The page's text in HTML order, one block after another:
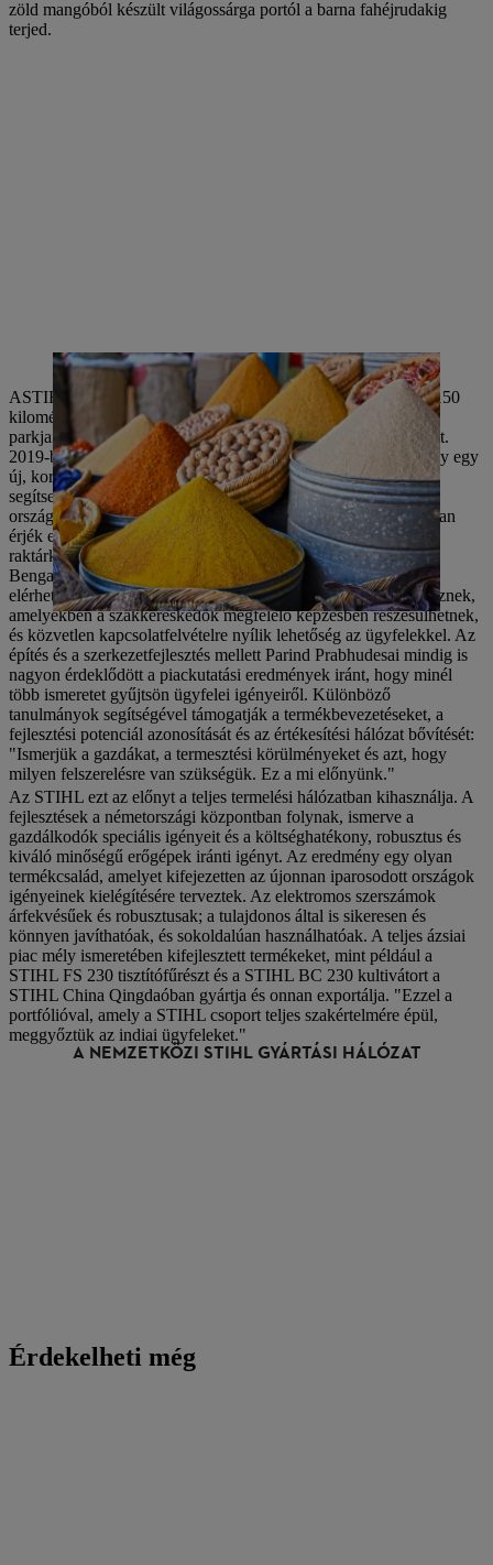
zöld mangóból készült világossárga portól a barna fahéjrudakig
terjed.
ASTIHL India 2006 óta Pune-ban székel. A Mumbai-tól alig 150
kilométerre fekvő nyugati város oktatási intézményeiről és IT-
parkjairól ismert, és több mint 220 német vállalatnak ad otthont.
2019-ben Pune-ban megkezdődtek az építési munkálatok, hogy egy
új, korszerű épületbe költözhessenek. A beruházás célja, hogy
segítse az értékesítési partnerek és szakkereskedők képzését
országszerte, valamint hogy még hatékonyabban és célzottabban
érjék el az ügyfeleket. Három regionális iroda és további
raktárkapacitások is működnek Delhiben, Kalkuttában és
Bengaluruban, így a STIHL termékek az egész országban
elérhetőek. Ezen túlmenően olyan képzési létesítmények is lesznek,
amelyekben a szakkereskedők megfelelő képzésben részesülhetnek,
és közvetlen kapcsolatfelvételre nyílik lehetőség az ügyfelekkel. Az
építés és a szerkezetfejlesztés mellett Parind Prabhudesai mindig is
nagyon érdeklődött a piackutatási eredmények iránt, hogy minél
több ismeretet gyűjtsön ügyfelei igényeiről. Különböző
tanulmányok segítségével támogatják a termékbevezetéseket, a
fejlesztési potenciál azonosítását és az értékesítési hálózat bővítését:
"Ismerjük a gazdákat, a termesztési körülményeket és azt, hogy
milyen felszerelésre van szükségük. Ez a mi előnyünk."
Az STIHL ezt az előnyt a teljes termelési hálózatban kihasználja. A
fejlesztések a németországi központban folynak, ismerve a
gazdálkodók speciális igényeit és a költséghatékony, robusztus és
kiváló minőségű erőgépek iránti igényt. Az eredmény egy olyan
termékcsalád, amelyet kifejezetten az újonnan iparosodott országok
igényeinek kielégítésére terveztek. Az elektromos szerszámok
árfekvésűek és robusztusak; a tulajdonos által is sikeresen és
könnyen javíthatóak, és sokoldalúan használhatóak. A teljes ázsiai
piac mély ismeretében kifejlesztett termékeket, mint például a
STIHL FS 230 tisztítófűrészt és a STIHL BC 230 kultivátort a
STIHL China Qingdaóban gyártja és onnan exportálja. "Ezzel a
portfólióval, amely a STIHL csoport teljes szakértelmére épül,
meggyőztük az indiai ügyfeleket."
A NEMZETKÖZI STIHL GYÁRTÁSI HÁLÓZAT
Érdekelheti még